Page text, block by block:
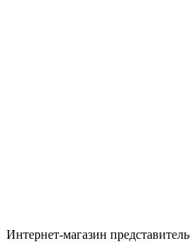
Интернет-магазин